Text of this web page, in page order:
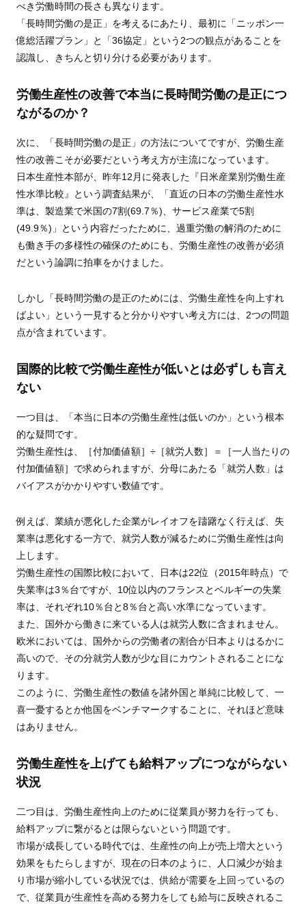
べき労働時間の長さも異なります。
「長時間労働の是正」を考えるにあたり、最初に「ニッポン一
億総活躍プラン」と「36協定」という2つの観点があることを
認識し、きちんと切り分ける必要があります。
労働生産性の改善で本当に長時間労働の是正につ
ながるのか？
次に、「長時間労働の是正」の方法についてですが、労働生産
性の改善こそが必要だという考え方が主流になっています。
日本生産性本部が、昨年12月に発表した『日米産業別労働生産
性水準比較』という調査結果が、「直近の日本の労働生産性水
準は、製造業で米国の7割(69.7％)、サービス産業で5割
(49.9％)」という内容だったために、過重労働の解消のために
も働き手の多様性の確保のためにも、労働生産性の改善が必須
だという論調に拍車をかけました。
しかし「長時間労働の是正のためには、労働生産性を向上すれ
ばよい」という一見すると分かりやすい考え方には、2つの問題
点が含まれています。
国際的比較で労働生産性が低いとは必ずしも言え
ない
一つ目は、「本当に日本の労働生産性は低いのか」という根本
的な疑問です。
労働生産性は、［付加価値額］÷［就労人数］＝［一人当たりの
付加価値額］で求められますが、分母にあたる「就労人数」は
バイアスがかかりやすい数値です。
例えば、業績が悪化した企業がレイオフを躊躇なく行えば、失
業率は悪化する一方で、就労人数が減るために労働生産性は向
上します。
労働生産性の国際比較において、日本は22位（2015年時点）で
失業率は3％台ですが、10位以内のフランスとベルギーの失業
率は、それぞれ10％台と8％台と高い水準になっています。
また、国外から働きに来ている人は就労人数に含まれません。
欧米においては、国外からの労働者の割合が日本よりはるかに
高いので、その分就労人数が少な目にカウントされることにな
ります。
このように、労働生産性の数値を諸外国と単純に比較して、一
喜一憂するとか他国をベンチマークすることに、それほど意味
はありません。
労働生産性を上げても給料アップにつながらない
状況
二つ目は、労働生産性向上のために従業員が努力を行っても、
給料アップに繋がるとは限らないという問題です。
市場が成長している時代では、生産性の向上が売上増大という
効果をもたらしますが、現在の日本のように、人口減少が始ま
り市場が縮小している状況では、供給が需要を上回っているの
で、従業員が生産性を高める努力をしても給与に反映されるこ